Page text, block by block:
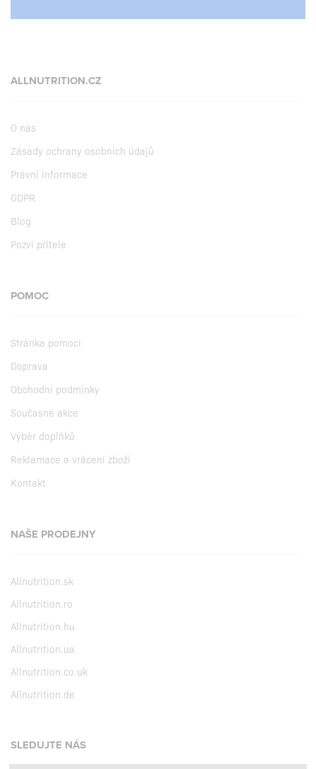
ALLNUTRITION.CZ
O nás
Zásady ochrany osobních údajů
Právní informace
GDPR
Blog
Pozvi přítele
POMOC
Stránka pomoci
Doprava
Obchodní podmínky
Současné akce
Výběr doplňků
Reklamace a vrácení zboží
Kontakt
NAŠE PRODEJNY
Allnutrition.sk
Allnutrition.ro
Allnutrition.hu
Allnutrition.ua
Allnutrition.co.uk
Allnutrition.de
SLEDUJTE NÁS